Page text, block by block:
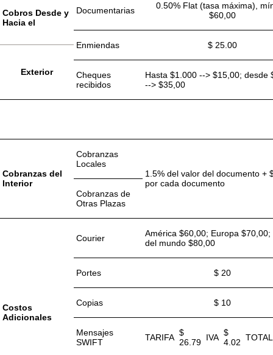
Cobros Desde y
Hacia el
Documentarias
0.50% Flat (tasa máxima),
$60,00
Enmiendas $ 25.00
Exterior
Cheques
recibidos
Hasta $1.000 --> $15,00; desde
--> $35,00
Cobranzas del
Interior
Cobranzas
Locales
1.5% del valor del documento +
por cada documento
Cobranzas de
Otras Plazas
Costos
Adicionales
Courier
América $60,00; Europa $70,00;
del mundo $80,00
Portes $ 20
Copias $ 10
Mensajes
SWIFT
TARIFA $
26.79 IVA $
4.02 TOTAL